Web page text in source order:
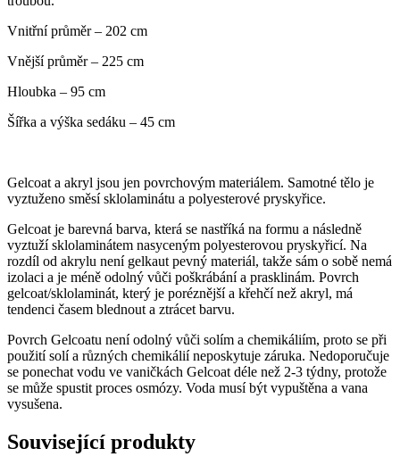
Vnitřní průměr – 202 cm
Vnější průměr – 225 cm
Hloubka – 95 cm
Šířka a výška sedáku – 45 cm
Gelcoat a akryl jsou jen povrchovým materiálem. Samotné tělo je
vyztuženo směsí sklolaminátu a polyesterové pryskyřice.
Gelcoat je barevná barva, která se nastříká na formu a následně
vyztuží sklolaminátem nasyceným polyesterovou pryskyřicí. Na
rozdíl od akrylu není gelkaut pevný materiál, takže sám o sobě nemá
izolaci a je méně odolný vůči poškrábání a prasklinám. Povrch
gelcoat/sklolaminát, který je poréznější a křehčí než akryl, má
tendenci časem blednout a ztrácet barvu.
Povrch Gelcoatu není odolný vůči solím a chemikáliím, proto se při
použití solí a různých chemikálií neposkytuje záruka. Nedoporučuje
se ponechat vodu ve vaničkách Gelcoat déle než 2-3 týdny, protože
se může spustit proces osmózy. Voda musí být vypuštěna a vana
vysušena.
Související produkty